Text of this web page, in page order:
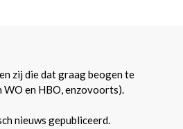
zij die dat graag beogen te
en HBO, enzovoorts).
nieuws gepubliceerd.